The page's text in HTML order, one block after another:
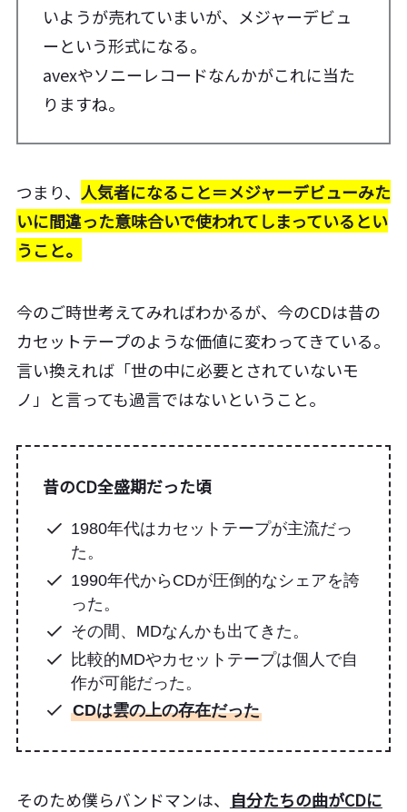
いようが売れていまいが、メジャーデビュ
ーという形式になる。
avexやソニーレコードなんかがこれに当た
りますね。
つまり、 人気者になること＝メジャーデビューみた
いに間違った意味合いで使われてしまっているとい
うこと。
今のご時世考えてみればわかるが、今のCDは昔の
カセットテープのような価値に変わってきている。
言い換えれば「世の中に必要とされていないモ
ノ」と言っても過言ではないということ。
昔のCD全盛期だった頃
1980年代はカセットテープが主流だっ
た。
1990年代からCDが圧倒的なシェアを誇
った。
その間、MDなんかも出てきた。
比較的MDやカセットテープは個人で自
作が可能だった。
CDは雲の上の存在だった
そのため僕らバンドマンは、
自分たちの曲がCDに